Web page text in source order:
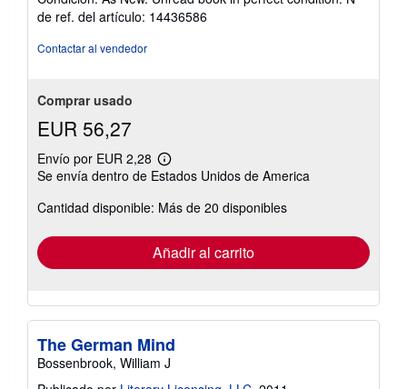
vendedor:
5
de ref. del artículo: 14436586
Contactar al vendedor
Comprar usado
EUR 56,27
Envío por EUR 2,28
Más
información
las
envío
Se envía dentro de Estados Unidos de America
Cantidad disponible: Más de 20 disponibles
Añadir al carrito
The German Mind
Bossenbrook, William J